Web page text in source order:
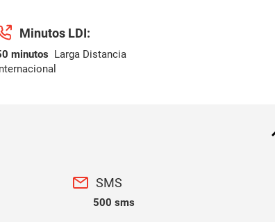
Minutos LDI:
minutos Larga Distancia
SMS
500 sms